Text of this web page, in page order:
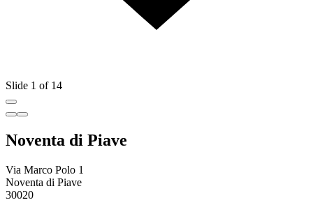
Slide 1 of 14
Noventa di Piave
Via Marco Polo 1
Noventa di Piave
30020